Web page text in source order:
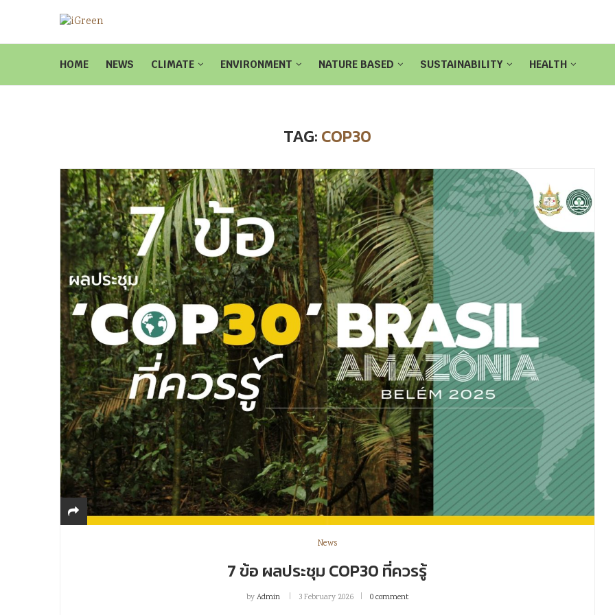
HOME NEWS CLIMATE ENVIRONMENT NATURE BASED SUSTAINABILITY HEALTH
TAG: COP30
News
7 ข้อ ผลประชุม COP30 ที่ควรรู้
byAdmin 3 February 2026 0 comment